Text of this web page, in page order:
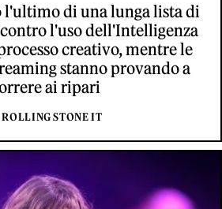
l'ultimo di una lunga lista di
l'uso dell'Intelligenza
creativo, mentre le
stanno provando a
ai ripari
STONE IT